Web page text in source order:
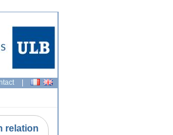
|
relation